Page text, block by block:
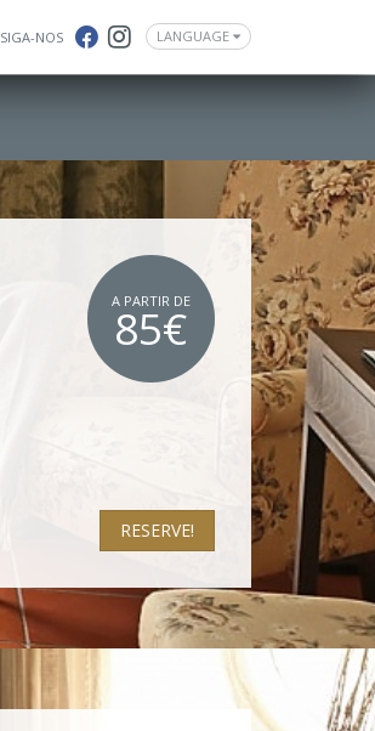
SIGA-NOS LANGUAGE
RESERVE!
A PARTIR DE
85€